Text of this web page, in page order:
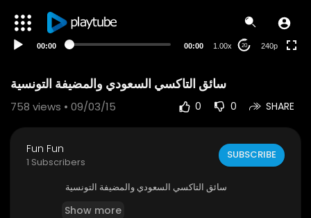
00:00 00:00 1.00x 20 240p
سائق التاكسي السعودي والمضيفة التونسية
758 views • 09/03/15 0 0 SHARE
Fun Fun
1 Subscribers
SUBSCRIBE
سائق التاكسي السعودي والمضيفة التونسية
Show more